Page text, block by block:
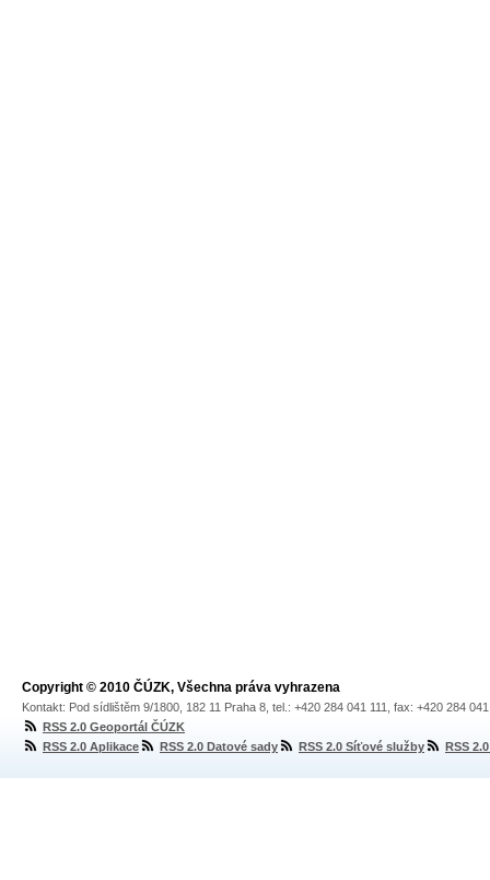
Copyright © 2010 ČÚZK, Všechna práva vyhrazena
Kontakt: Pod sídlištěm 9/1800, 182 11 Praha 8, tel.: +420 284 041 111, fax: +420 284
RSS 2.0 Geoportál ČÚZK
RSS 2.0 Aplikace
RSS 2.0 Datové sady RSS 2.0 Síťové služby RSS